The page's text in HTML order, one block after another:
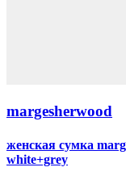
margesherwood
женская сумка
white+grey